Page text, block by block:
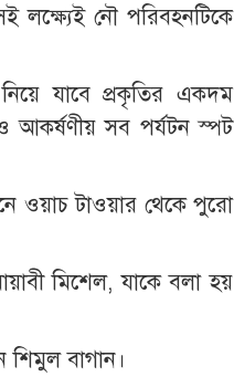
লক্ষ্যেই নৌ পরিবহনটিকে
যাবে প্রকৃতির একদম
ও আকর্ষণীয় সব পর্যটন স্পট
ওয়াচ টাওয়ার থেকে পুরো
মিশেল, যাকে বলা হয়
শিমুল বাগান।